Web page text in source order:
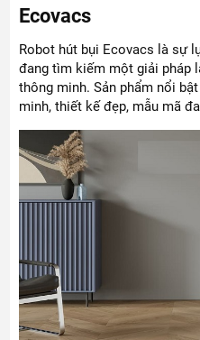
Ecovacs
Robot hút bụi Ecovacs là sự
đang tìm kiếm một giải pháp
thông minh. Sản phẩm nổi
minh, thiết kế đẹp, mẫu mã